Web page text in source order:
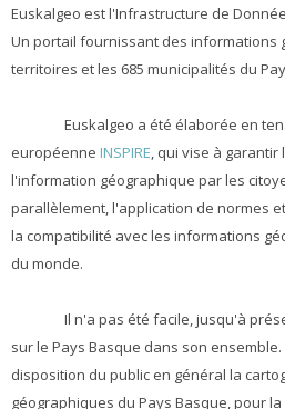
Euskalgeo est l'Infrastructure de
Un portail fournissant des informations
territoires et les 685 municipalités du
Euskalgeo a été élaborée en
européenne INSPIRE, qui vise à
l'information géographique par les
parallèlement, l'application de normes
la compatibilité avec les informations
du monde.
Il n'a pas été facile, jusqu'à
sur le Pays Basque dans son
disposition du public en général la
géographiques du Pays Basque, pour